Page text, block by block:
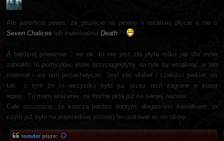
Ale jesteście pewni, że piszecie na pewno o ostatniej płycie a nie o
Seven Chalices lub ewentualnie Death??
A bardziej poważnie.., no ok, to nie jest zła płyta tylko jak dla mnie
zabrakło tu pomysłów, które przyciągnęłyby na tyle by wsiąknąć w ten
materiał i się nim pozachwycać. Jest zło, diabeł i czeluści piekieł, no
tak.. z tym że to wszystko było już przez nich zagrane o klasę
lepiej...Tu mam wrażenie, że trochę jadą już na swojej nazwie.
Całe szczęście, że kończą bardzo dobrym, długaśnym kawałkiem, (o
czym już było na poprzedniej stronie) bo uratował im on skórę.
tomder pisze: